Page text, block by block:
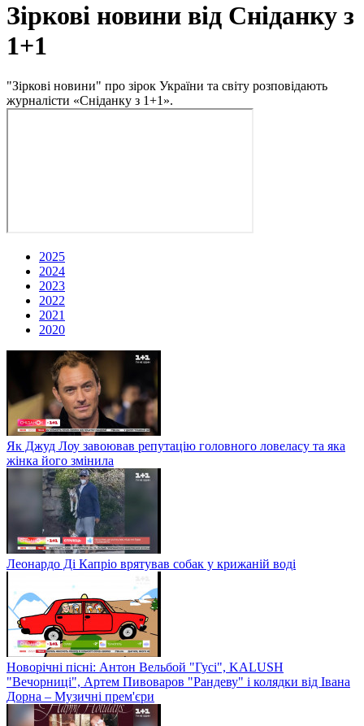
Зіркові новини від Сніданку з
1+1
"Зіркові новини" про зірок України та світу розповідають
журналісти «Сніданку з 1+1».
2025
2024
2023
2022
2021
2020
Як Джуд Лоу завоював репутацію головного ловеласу та яка
жінка його змінила
Леонардо Ді Капріо врятував собак у крижаній воді
Новорічні пісні: Антон Вельбой "Гусі", KALUSH
"Вечорниці", Артем Пивоваров "Рандеву" і колядки від Івана
Дорна – Музичні прем'єри